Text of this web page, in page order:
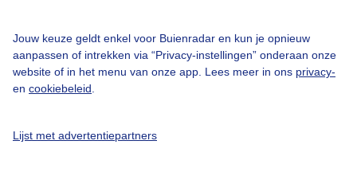
Jouw keuze geldt enkel voor Buienradar en kun je opnieuw
aanpassen of intrekken via “Privacy-instellingen” onderaan onze
website of in het menu van onze app. Lees meer in ons privacy-
en cookiebeleid
Lijst met advertentiepartners
Gratis weerdata
@BuienradarNL